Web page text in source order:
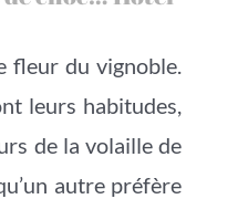
fleur du vignoble.
leurs habitudes,
de la volaille de
autre préfère